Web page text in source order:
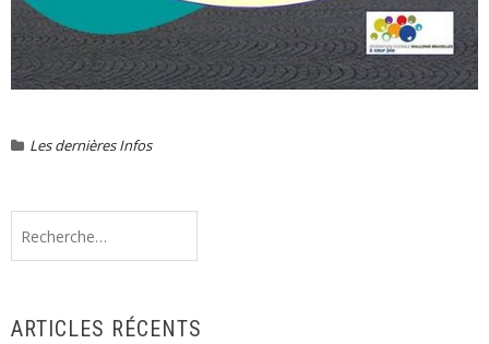
Les dernières Infos
ARTICLES RÉCENTS